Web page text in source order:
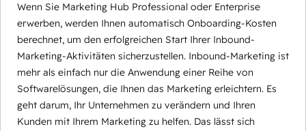
Wenn Sie Marketing Hub Professional oder Enterprise
erwerben, werden Ihnen automatisch Onboarding-Kosten
berechnet, um den erfolgreichen Start Ihrer Inbound-
Marketing-Aktivitäten sicherzustellen. Inbound-Marketing ist
mehr als einfach nur die Anwendung einer Reihe von
Softwarelösungen, die Ihnen das Marketing erleichtern. Es
geht darum, Ihr Unternehmen zu verändern und Ihren
Kunden mit Ihrem Marketing zu helfen. Das lässt sich